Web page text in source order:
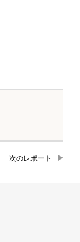
次のレポート